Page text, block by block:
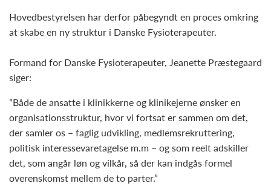
Hovedbestyrelsen har derfor påbegyndt en proces omkring
at skabe en ny struktur i Danske Fysioterapeuter.
Formand for Danske Fysioterapeuter, Jeanette Præstegaard
siger:
”Både de ansatte i klinikkerne og klinikejerne ønsker en
organisationsstruktur, hvor vi fortsat er sammen om det,
der samler os – faglig udvikling, medlemsrekruttering,
politisk interessevaretagelse m.m – og som reelt adskiller
det, som angår løn og vilkår, så der kan indgås formel
overenskomst mellem de to parter.”